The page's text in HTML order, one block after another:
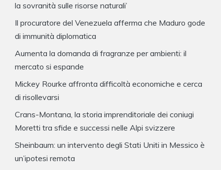
la sovranità sulle risorse naturali’
Il procuratore del Venezuela afferma che Maduro gode
di immunità diplomatica
Aumenta la domanda di fragranze per ambienti: il
mercato si espande
Mickey Rourke affronta difficoltà economiche e cerca
di risollevarsi
Crans-Montana, la storia imprenditoriale dei coniugi
Moretti tra sfide e successi nelle Alpi svizzere
Sheinbaum: un intervento degli Stati Uniti in Messico è
un’ipotesi remota